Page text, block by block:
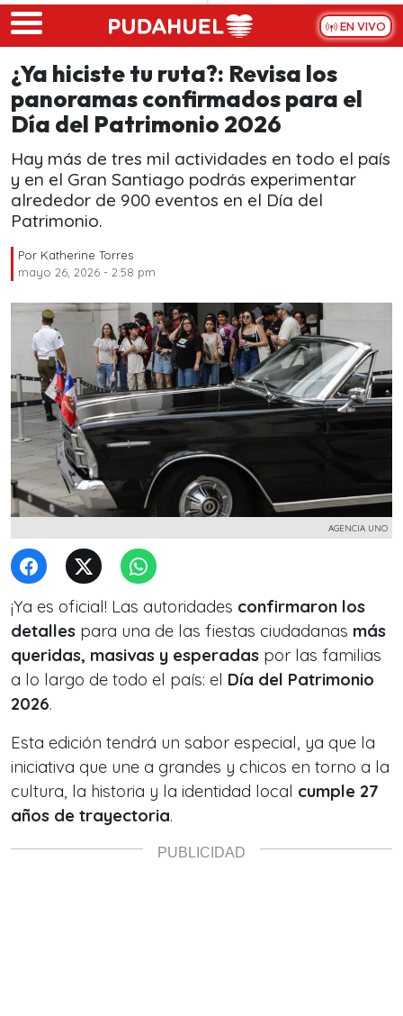
Skip to main content
EN VIVO
¿Ya hiciste tu ruta?: Revisa los
panoramas confirmados para el
Día del Patrimonio 2026
Hay más de tres mil actividades en todo el país
y en el Gran Santiago podrás experimentar
alrededor de 900 eventos en el Día del
Patrimonio.
Por Katherine Torres
mayo 26, 2026 - 2:58 pm
AGENCIA UNO
¡Ya es oficial! Las autoridades confirmaron los
detalles para una de las fiestas ciudadanas más
queridas, masivas y esperadas por las familias
a lo largo de todo el país: el Día del Patrimonio
2026.
Esta edición tendrá un sabor especial, ya que la
iniciativa que une a grandes y chicos en torno a la
cultura, la historia y la identidad local cumple 27
años de trayectoria.